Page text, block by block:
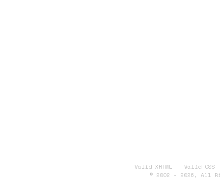
Valid XHTML Valid CSS
© 2002 - 2026, All